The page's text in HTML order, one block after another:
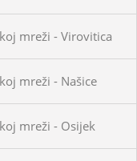
mreži - Virovitica
mreži - Našice
mreži - Osijek